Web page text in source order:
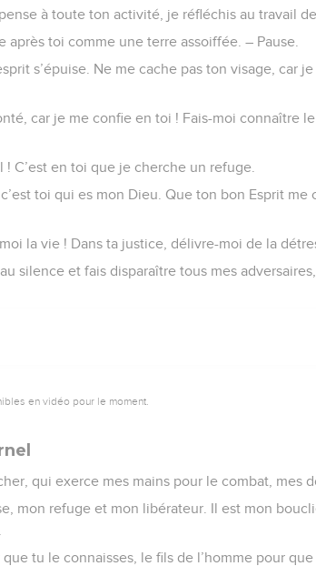
à toute ton activité, je réfléchis au travail
toi comme une terre assoiffée. – Pause.
s’épuise. Ne me cache pas ton visage, car
car je me confie en toi ! Fais-moi connaître
C’est en toi que je cherche un refuge.
toi qui es mon Dieu. Que ton bon Esprit me
la vie ! Dans ta justice, délivre-moi de la
silence et fais disparaître tous mes
en vidéo pour le moment.
qui exerce mes mains pour le combat, mes
mon refuge et mon libérateur. Il est mon
tu le connaisses, le fils de l’homme pour